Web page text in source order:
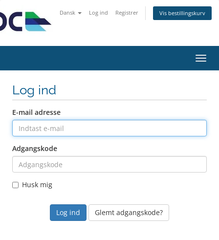
Dansk Log ind Registrer Vis bestillingskurv
Skift
Log ind
E-mail adresse
Adgangskode
Husk mig
Glemt adgangskode?